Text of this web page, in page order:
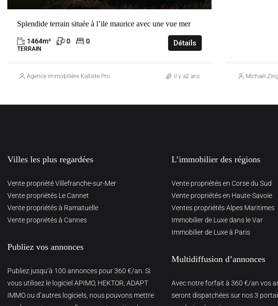
Splendide terrain située à l’ile maurice avec une vue mer
1464m² 0 0
TERRAIN
Détails
Agence immobilière Kalliste Properties il y a2 ans Michaël
Villes les plus regardées
Vente propriété Villefranche-sur-Mer
Vente propriétés Le Cannet
Vente propriétés à Ramatuelle
Vente propriétés à Cannes
Publiez vos annonces
Publiez jusqu’à 100 annonces pour 360 €/an. Si
vous utilisez le logiciel APIMO, HEKTOR, ADAPT
IMMO ou d’autres logiciels, nous pouvons mettre
L’immobilier des régions
Vente propriétés en Corse du Sud
Vente propriétés en Haute-Savoie
Ventes propriétés Alpes Maritimes
Immobilier de Luxe dans le Var
Immobilier de Luxe à Paris
Multidiffusion d’annonces
Avec notre forfait à 360 €/an vos
seront dispatchées sur nos 3